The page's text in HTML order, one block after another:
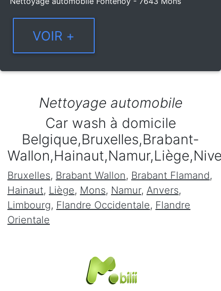
Nettoyage automobile
Car wash à domicile
Belgique,Bruxelles,Brabant-
Bruxelles, Brabant Wallon, Brabant Flamand,
Hainaut, Liège, Mons, Namur, Anvers,
Limbourg, Flandre Occidentale, Flandre
Orientale